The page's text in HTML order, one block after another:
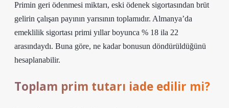
Primin geri ödenmesi miktarı, eski ödenek sigortasından brüt
gelirin çalışan payının yarısının toplamıdır. Almanya’da
emeklilik sigortası primi yıllar boyunca % 18 ila 22
arasındaydı. Buna göre, ne kadar bonusun döndürüldüğünü
hesaplanabilir.
Toplam prim tutarı iade edilir mi?